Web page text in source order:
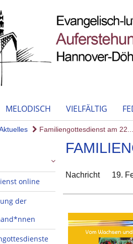
MELODISCH VIELFÄLTIG
Familiengottesdienst am 22....
online
der
Nachricht 19.